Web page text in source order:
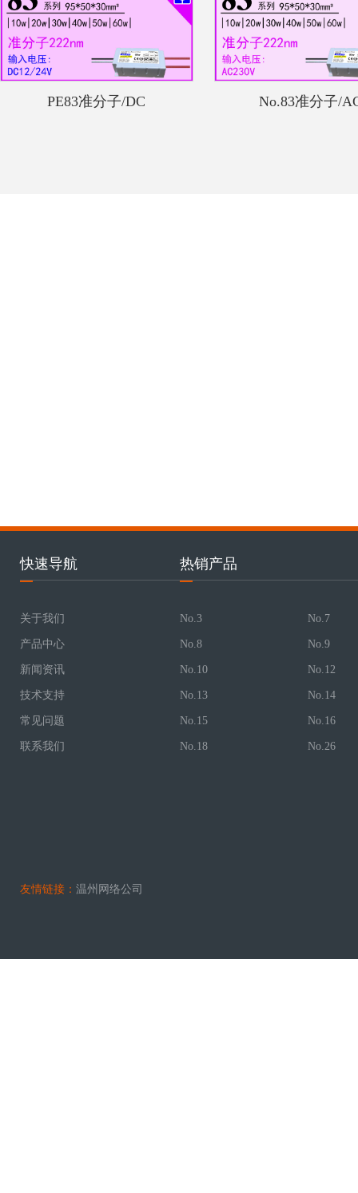
PE83准分子/DC No.83准分子/
快速导航
关于我们
产品中心
新闻资讯
技术支持
常见问题
联系我们
热销产品
No.3 No.7
No.8 No.9
No.10 No.12
No.13 No.14
No.15 No.16
No.18 No.26
友情链接： 温州网络公司